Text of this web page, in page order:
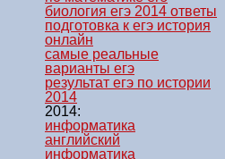
биология егэ 2014 ответы
подготовка к егэ история
онлайн
самые реальные
варианты егэ
результат егэ по истории
2014
2014:
информатика
английский
информатика